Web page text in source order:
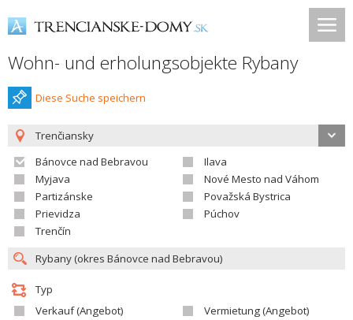
Wohn- und erholungsobjekte Rybany
Diese Suche speichern
Trenčiansky
Bánovce nad Bebravou
Ilava
Myjava
Nové Mesto nad Váhom
Partizánske
Považská Bystrica
Prievidza
Púchov
Trenčín
Typ
Verkauf (Angebot)
Vermietung (Angebot)